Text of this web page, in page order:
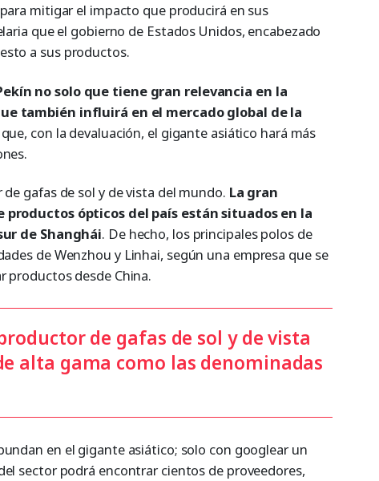
mitigar el impacto que producirá en sus
que el gobierno de Estados Unidos, encabezado
a sus productos.
no solo que tiene gran relevancia en la
también influirá en el mercado global de la
con la devaluación, el gigante asiático hará más
gafas de sol y de vista del mundo. La gran
ópticos del país están situados en la
de Shanghái. De hecho, los principales polos de
de Wenzhou y Linhai, según una empresa que se
productos desde China.
de gafas de sol y de vista
alta gama como las denominadas
en el gigante asiático; solo con googlear un
sector podrá encontrar cientos de proveedores,